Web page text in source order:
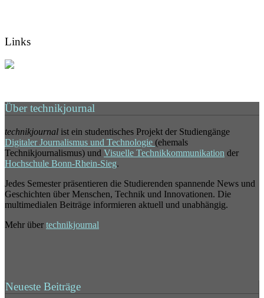
Links
Über technikjournal
technikjournal ist ein studentisches Projekt der Studiengänge
Digitaler Journalismus und Technologie (ehemals
Technikjournalismus) und Visuelle Technikkommunikation der
Hochschule Bonn-Rhein-Sieg.
Jedes Semester präsentieren die Studierenden spannende News und
Geschichten über Menschen, Technik und Innovationen. Die
multimedialen Beiträge informieren aktuell und unabhängig.
Mehr über technikjournal
Neueste Beiträge